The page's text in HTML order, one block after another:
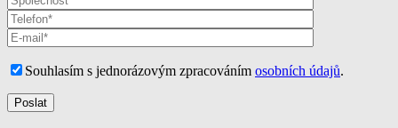
Souhlasím s jednorázovým zpracováním osobních údajů.